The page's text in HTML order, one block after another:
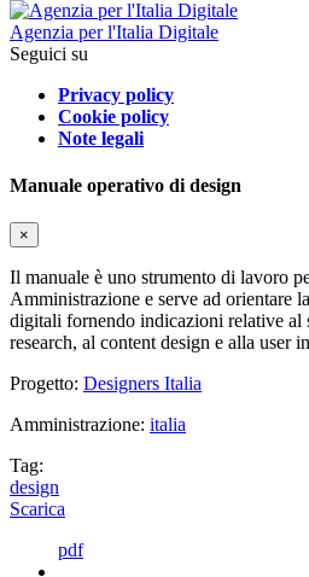
Agenzia per l'Italia Digitale
Seguici su
Privacy policy
Cookie policy
Note legali
Manuale operativo di design
×
Il manuale è uno strumento di lavoro
Amministrazione e serve ad orientare
digitali fornendo indicazioni relative al
research, al content design e alla user
Progetto: Designers Italia
Amministrazione: italia
Tag:
design
Scarica
pdf